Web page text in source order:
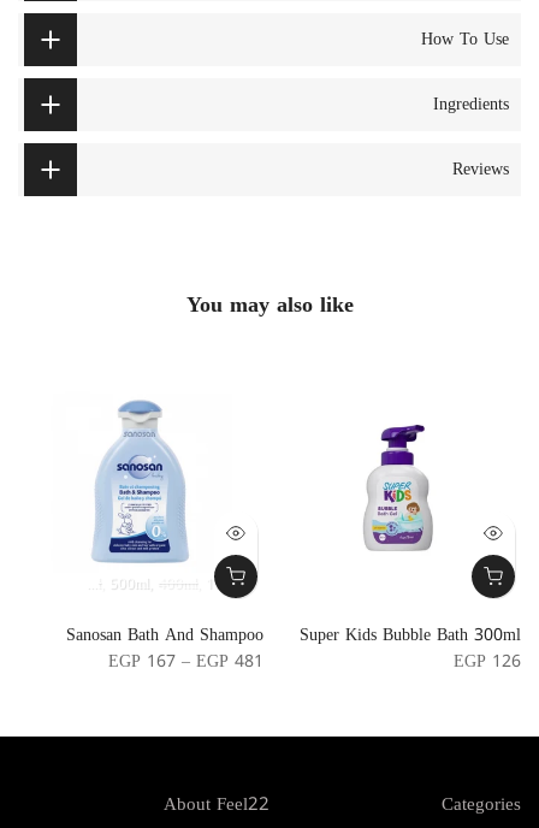
How To Use
Ingredients
Reviews
You may also like
500ml 400ml 100ml
Sanosan Bath And Shampoo
EGP 167 – EGP 481
Super Kids Bubble Bath 300ml
EGP 126
Categories
About Feel22